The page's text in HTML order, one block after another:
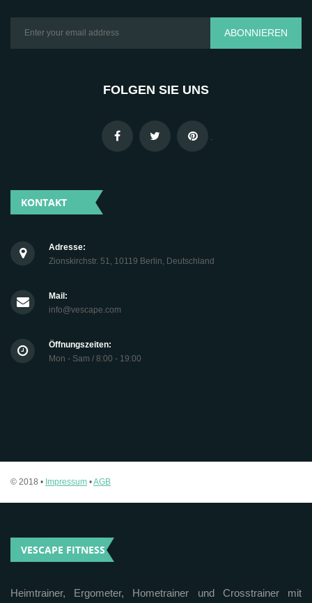
ABONNIEREN
FOLGEN SIE UNS
.
KONTAKT
Adresse:
Zionskirchstr. 51, 10119 Berlin, Deutschland
Mail:
info@vescape.com
Öffnungszeiten:
Mon - Sam / 8:00 - 19:00
© 2018 • Impressum •AGB
VESCAPE FITNESS
Heimtrainer, Ergometer, Hometrainer und Crosstrainer mit